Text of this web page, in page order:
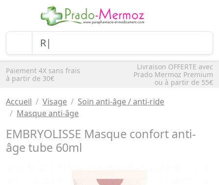
Paiement 4X sans frais
à partir de 30€
Livraison OFFERTE avec
Prado Mermoz Premium
ou à partir de 55€
Accueil Visage
Soin anti-âge / anti-ride
Masque anti-âge
EMBRYOLISSE Masque confort anti-
âge tube 60ml